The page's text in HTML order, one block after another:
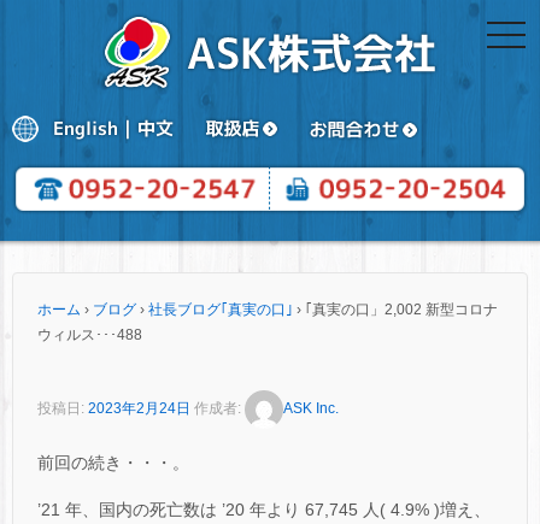
ホーム › ブログ › 社長ブログ｢真実の口｣ › ｢真実の口」2,002 新型コロナ
ウィルス･･･488
投稿日: 2023年2月24日 作成者: ASK Inc.
前回の続き・・・。
’21 年、国内の死亡数は ’20 年より 67,745 人( 4.9% )増え、